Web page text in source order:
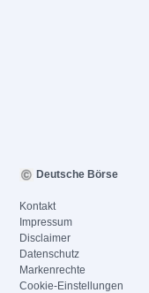
Deutsche Börse
Kontakt
Impressum
Disclaimer
Datenschutz
Markenrechte
Cookie-Einstellungen